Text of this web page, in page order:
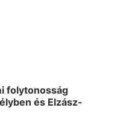
folytonosság
és Elzász-